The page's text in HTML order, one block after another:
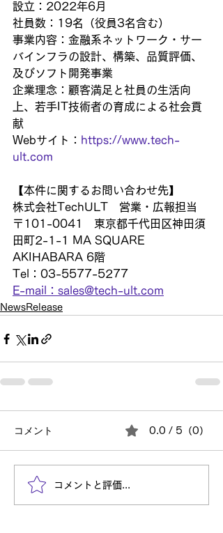
設立：2022年6月
社員数：19名（役員3名含む）
事業内容：金融系ネットワーク・サー
バインフラの設計、構築、品質評価、
及びソフト開発事業
企業理念：顧客満足と社員の生活向
上、若手IT技術者の育成による社会貢
献
Webサイト： https://www.tech-
ult.com
【本件に関するお問い合わせ先】
株式会社TechULT　営業・広報担当
〒101-0041　東京都千代田区神田須
田町2-1-1 MA SQUARE
AKIHABARA 6階
Tel：03-5577-5277
E-mail：sales@tech-ult.com
NewsRelease
コメント 0.0 / 5（0）
コメントと評価...